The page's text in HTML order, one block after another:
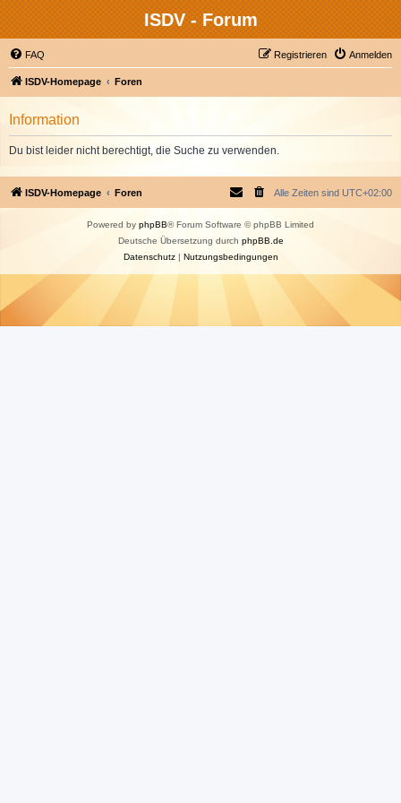
ISDV - Forum
FAQ Anmelden
Registrieren
ISDV-Homepage Foren
Information
Du bist leider nicht berechtigt, die Suche zu verwenden.
ISDV-Homepage Foren Alle Zeiten sind UTC+02:00
Powered by phpBB® Forum Software © phpBB Limited
Deutsche Übersetzung durch phpBB.de
Datenschutz| Nutzungsbedingungen